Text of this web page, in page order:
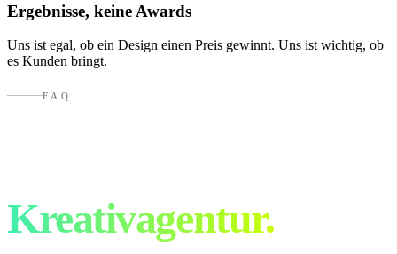
Ergebnisse, keine Awards
Uns ist egal, ob ein Design einen Preis gewinnt. Uns ist wichtig, ob
es Kunden bringt.
FAQ
Kreativagentur.